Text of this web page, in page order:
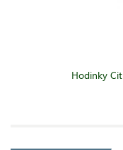
Hodinky